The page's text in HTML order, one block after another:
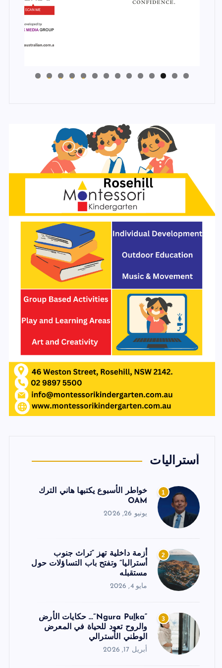
0
1
2
3
4
أستراليات
1
خواطر الأسبوع يكتبها هاني الترك
OAM
يونيو 26, 2026
2
أزمة داخلية تهز “تراث جنوب
أستراليا” وتفتح باب التساؤلات حول
مستقبله
مايو 4, 2026
3
“Ngura Puḻka”… حكايات الأرض
والروح تعود للحياة في المعرض
الوطني الأسترالي
أبريل 17, 2026